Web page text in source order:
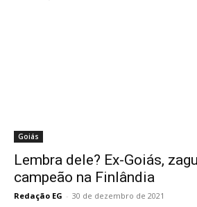
Goiás
Lembra dele? Ex-Goiás,
campeão na Finlândia
Redação EG - 30 de dezembro de 2021